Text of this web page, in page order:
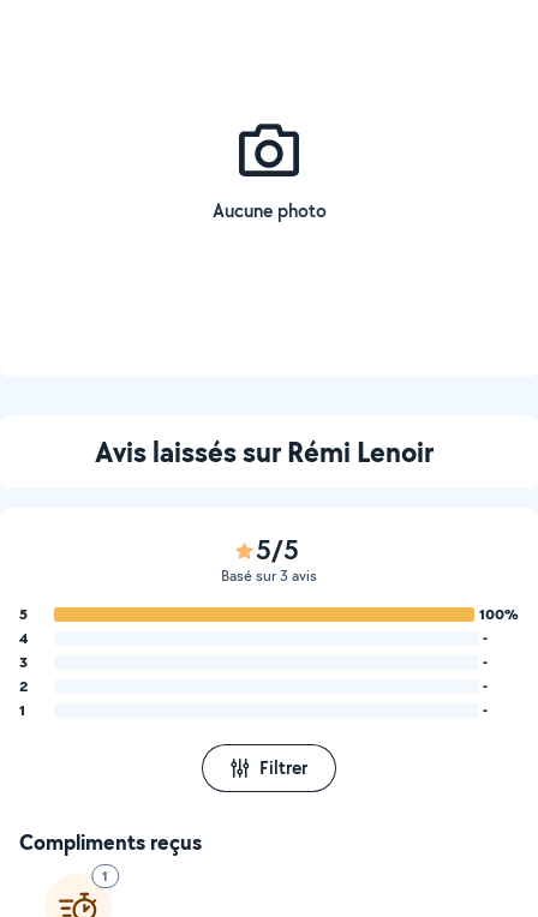
Aucune photo
Avis laissés sur Rémi Lenoir
5/5
Basé sur 3 avis
5
100%
4
-
3
-
2
-
1
-
Filtrer
Compliments reçus
1